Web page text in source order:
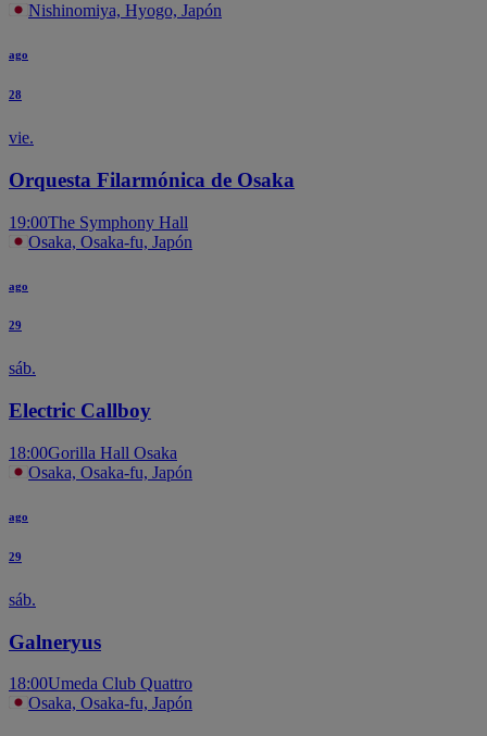
Nishinomiya, Hyogo, Japón
ago
28
vie.
Orquesta Filarmónica de Osaka
19:00The Symphony Hall
Osaka, Osaka-fu, Japón
ago
29
sáb.
Electric Callboy
18:00Gorilla Hall Osaka
Osaka, Osaka-fu, Japón
ago
29
sáb.
Galneryus
18:00Umeda Club Quattro
Osaka, Osaka-fu, Japón